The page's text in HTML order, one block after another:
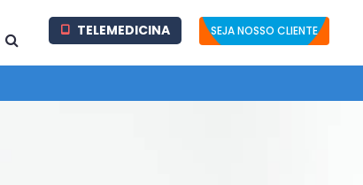
TELEMEDICINA SEJA NOSSO CLIENTE